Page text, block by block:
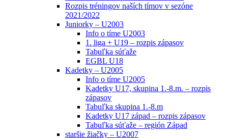
Rozpis tréningov naších tímov v sezóne
2021/2022
Juniorky – U2003
Info o tíme U2003
1. liga + U19 – rozpis zápasov
Tabuľka súťaže
EGBL U18
Kadetky – U2005
Info o tíme U2005
Kadetky U17, skupina 1.-8.m. – rozpis
zápasov
Tabuľka skupina 1.-8.m
Kadetky U17 západ – rozpis zápasov
Tabuľka súťaže – región Západ
staršie žiačky – U2007